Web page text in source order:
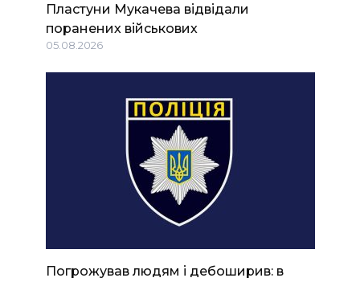
Пластуни Мукачева відвідали
поранених військових
05.08.2026
Погрожував людям і дебоширив: в